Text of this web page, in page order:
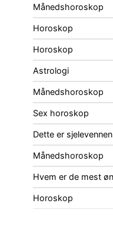
Månedshoroskop
Horoskop
Horoskop
Astrologi
Månedshoroskop
Sex horoskop
Dette er
Månedshoroskop
Hvem er de mest
Horoskop